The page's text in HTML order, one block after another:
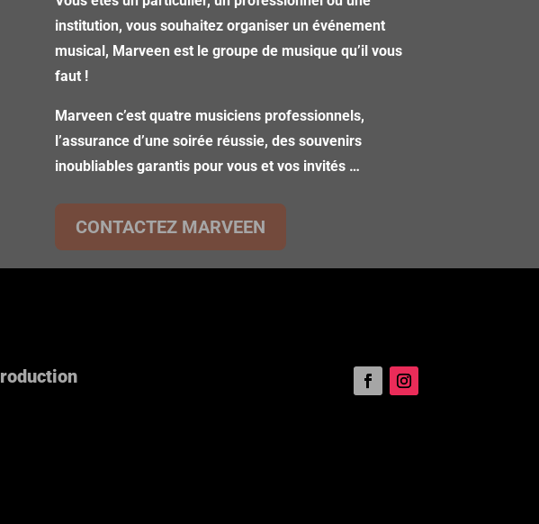
institution, vous souhaitez organiser un événement
musical, Marveen est le groupe de musique qu’il vous
faut !
Marveen c’est quatre musiciens professionnels,
l’assurance d’une soirée réussie, des souvenirs
inoubliables garantis pour vous et vos invités …
CONTACTEZ MARVEEN